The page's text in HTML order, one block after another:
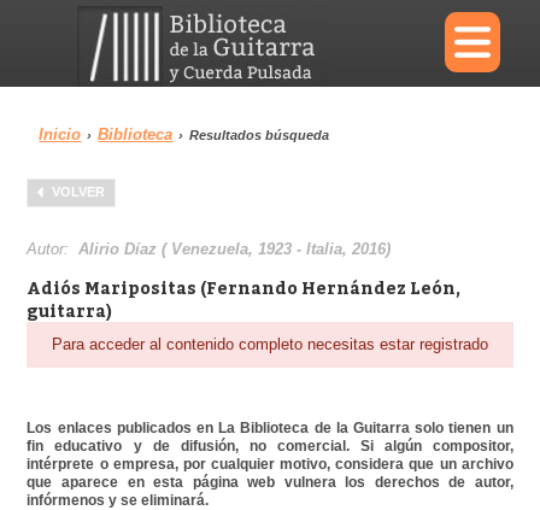
×
Menu
Biblioteca Diccionario
Área personal Reproductor
Inicio › Biblioteca › Resultados búsqueda
VOLVER
Autor:Alirio Díaz ( Venezuela, 1923 - Italia, 2016)
Adiós Maripositas (Fernando Hernández León,
guitarra)
Para acceder al contenido completo necesitas estar registrado
Los enlaces publicados en La Biblioteca de la Guitarra solo tienen un
fin educativo y de difusión, no comercial. Si algún compositor,
intérprete o empresa, por cualquier motivo, considera que un archivo
que aparece en esta página web vulnera los derechos de autor,
infórmenos y se eliminará.